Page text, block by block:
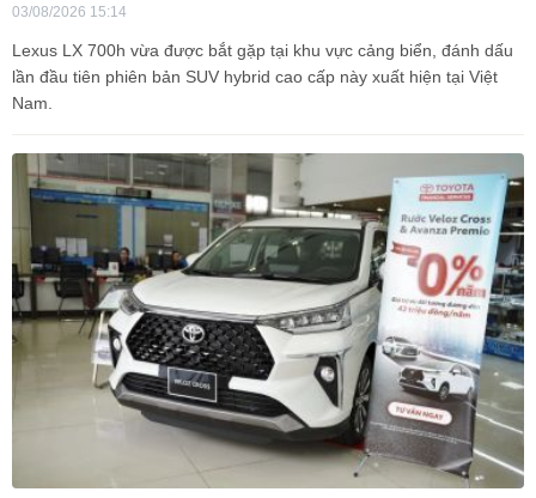
03/08/2026 15:14
Lexus LX 700h vừa được bắt gặp tại khu vực cảng biển, đánh dấu
lần đầu tiên phiên bản SUV hybrid cao cấp này xuất hiện tại Việt
Nam.